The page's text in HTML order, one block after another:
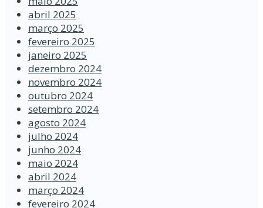
abril 2025
março 2025
fevereiro 2025
janeiro 2025
dezembro 2024
novembro 2024
outubro 2024
setembro 2024
agosto 2024
julho 2024
junho 2024
maio 2024
abril 2024
março 2024
fevereiro 2024